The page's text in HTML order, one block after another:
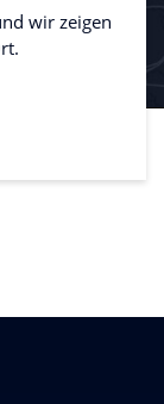
wir zeigen